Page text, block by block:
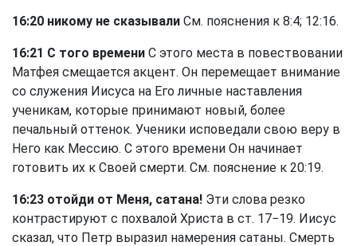
16:20 никому не сказывали См. пояснения к 8:4; 12:16.
16:21 С того времени С этого места в повествовании
Матфея смещается акцент. Он перемещает внимание
со служения Иисуса на Его личные наставления
ученикам, которые принимают новый, более
печальный оттенок. Ученики исповедали свою веру в
Него как Мессию. С этого времени Он начинает
готовить их к Своей смерти. См. пояснение к 20:19.
16:23 отойди от Меня, сатана! Эти слова резко
контрастируют с похвалой Христа в ст. 17−19. Иисус
сказал, что Петр выразил намерения сатаны. Смерть